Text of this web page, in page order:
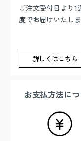
ご注文受付日より1
度でお届けいたしま
詳しくはこちら
お支払方法に